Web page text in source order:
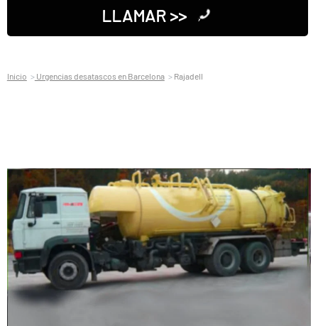
LLAMAR >>
Inicio Urgencias desatascos en Barcelona Rajadell